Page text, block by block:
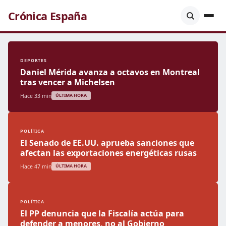
Crónica España
DEPORTES
Daniel Mérida avanza a octavos en Montreal
tras vencer a Michelsen
Hace 33 min ÚLTIMA HORA
POLÍTICA
El Senado de EE.UU. aprueba sanciones que
afectan las exportaciones energéticas rusas
Hace 47 min ÚLTIMA HORA
POLÍTICA
El PP denuncia que la Fiscalía actúa para
defender a menores, no al Gobierno